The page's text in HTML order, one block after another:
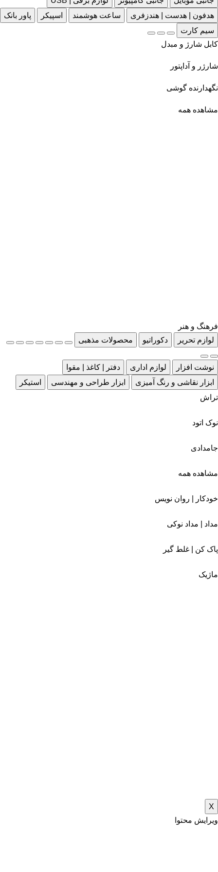
هدفون | هدست | هندزفری
ساعت هوشمند اسپیکر
پاور بانک
سیم کارت
کابل شارژ و مبدل
شارژر و آداپتور
نگهدارنده گوشی
مشاهده همه
فرهنگ و هنر
لوازم تحریر
دکوراتیو محصولات مذهبی
نوشت افزار لوازم اداری
دفتر | کاغذ | مقوا
ابزار نقاشی و رنگ آمیزی
ابزار طراحی و مهندسی
استیکر
تراش
نوک اتود
جامدادی
مشاهده همه
خودکار | روان نویس
مداد | مداد نوکی
پاک کن | غلط گیر
ماژیک
X
ویرایش محتوا